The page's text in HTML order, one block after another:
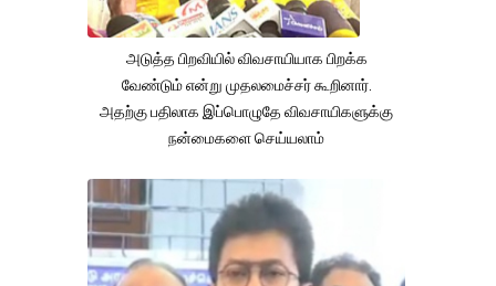
அடுத்த பிறவியில் விவசாயியாக பிறக்க
வேண்டும் என்று முதலமைச்சர் கூறினார்.
அதற்கு பதிலாக இப்பொழுதே விவசாயிகளுக்கு
நன்மைகளை செய்யலாம்